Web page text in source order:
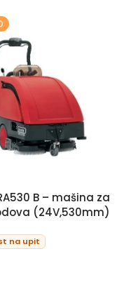
B – mašina za
(24V,530mm)
na upit